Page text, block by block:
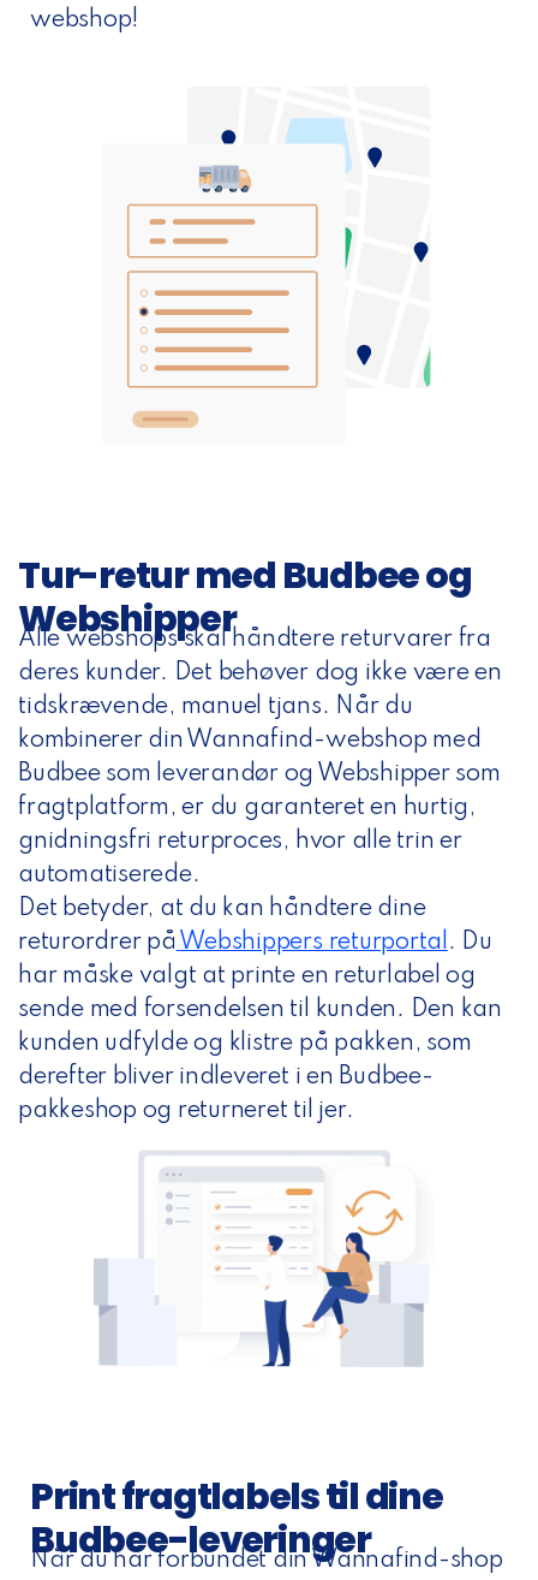
webshop!
Tur-retur med Budbee og
Webshipper
Alle webshops skal håndtere returvarer fra
deres kunder. Det behøver dog ikke være en
tidskrævende, manuel tjans. Når du
kombinerer din Wannafind-webshop med
Budbee som leverandør og Webshipper som
fragtplatform, er du garanteret en hurtig,
gnidningsfri returproces, hvor alle trin er
automatiserede.
Det betyder, at du kan håndtere dine
returordrer på Webshippers returportal . Du
har måske valgt at printe en returlabel og
sende med forsendelsen til kunden. Den kan
kunden udfylde og klistre på pakken, som
derefter bliver indleveret i en Budbee-
pakkeshop og returneret til jer.
Print fragtlabels til dine
Budbee-leveringer
Når du har forbundet din Wannafind-shop